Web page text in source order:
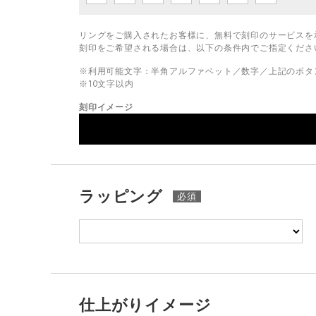
リングをご購入されたお客様に、無料で刻印のサービスを
刻印をご希望される場合は、以下の条件内でご指定くださ
※利用可能文字：半角アルファベット／数字／上記のボ
※10文字以内
刻印イメージ
ラッピング
仕上がりイメージ